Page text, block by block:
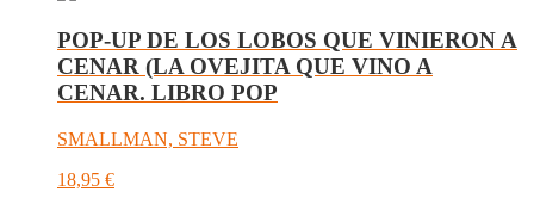
POP-UP DE LOS LOBOS QUE VINIERON A
CENAR (LA OVEJITA QUE VINO A
CENAR. LIBRO POP
SMALLMAN, STEVE
18,95 €